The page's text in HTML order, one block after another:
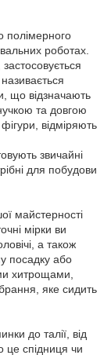
полімерного
роботах.
що відзначають
та довгою
відміряють
звичайні
для побудови
майстерності
мірки ви
а також
посадку або
хитрощами,
яке сидить
до талії, від
це спідниця чи